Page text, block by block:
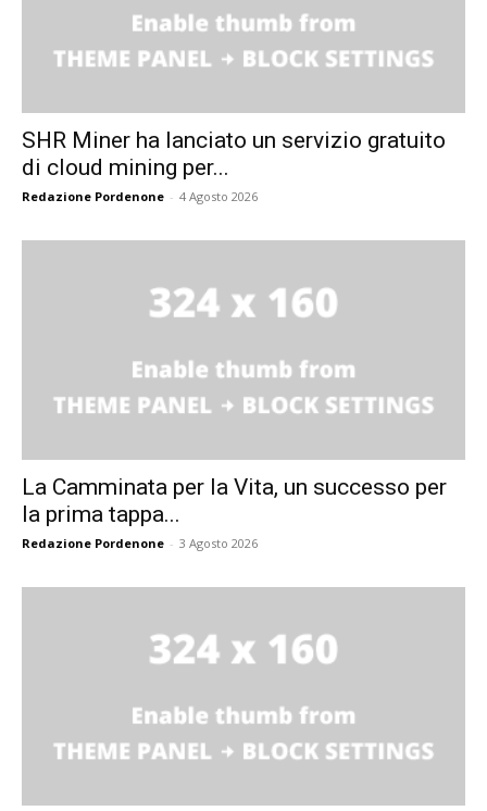
SHR Miner ha lanciato un servizio gratuito
di cloud mining per...
Redazione Pordenone - 4 Agosto 2026
La Camminata per la Vita, un successo per
la prima tappa...
Redazione Pordenone - 3 Agosto 2026